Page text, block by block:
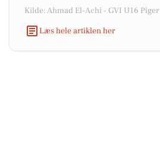
Kilde: Ahmad El-Achi - GVI U16 Piger
Læs hele artiklen her